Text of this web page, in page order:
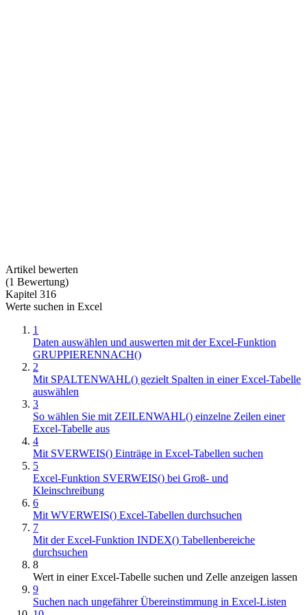
Artikel bewerten
(1 Bewertung)
Kapitel 316
Werte suchen in Excel
1
Daten auswählen und auswerten mit der Excel-Funktion
GRUPPIERENNACH()
2
Mit SPALTENWAHL() gezielt Spalten in einer Excel-Tabelle
auswählen
3
So wählen Sie mit ZEILENWAHL() einzelne Zeilen einer
Excel-Tabelle aus
4
Mit SVERWEIS() Einträge in Excel-Tabellen suchen
5
Excel-Funktion SVERWEIS() bei Groß- und
Kleinschreibung
6
Mit WVERWEIS() Excel-Tabellen durchsuchen
7
Mit der Excel-Funktion INDEX() Tabellenbereiche
durchsuchen
8
Wert in einer Excel-Tabelle suchen und Zelle anzeigen lassen
9
Suchen nach ungefährer Übereinstimmung in Excel-Listen